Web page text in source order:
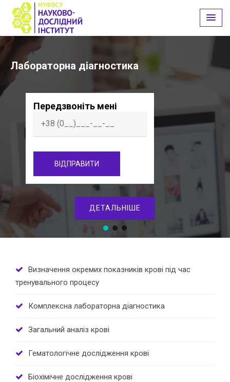
content
Лабораторна діагностика
Передзвоніть мені
ДЕТАЛЬНІШЕ
Визначення окремих показників крові під час
тренувального процесу
Комплексна лабораторна діагностика
Загальний аналіз крові
Гематологічне дослідження крові
Біохімічне дослідження крові